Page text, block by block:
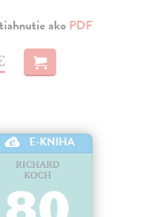
ako PDF
E-KNIHA